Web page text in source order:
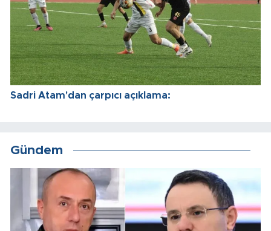
Sadri Atam'dan çarpıcı açıklama:
Gündem